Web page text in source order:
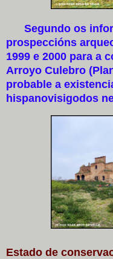
Segundo os
prospeccións
1999 e 2000 para a
Arroyo Culebro
probable a
hispanovisigodos
Estado de